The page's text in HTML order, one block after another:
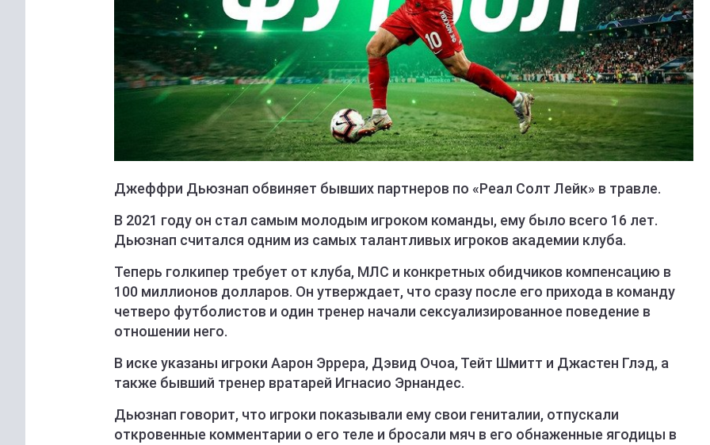
Джеффри Дьюзнап обвиняет бывших партнеров по «Реал Солт Лейк» в травле.
В 2021 году он стал самым молодым игроком команды, ему было всего 16 лет.
Дьюзнап считался одним из самых талантливых игроков академии клуба.
Теперь голкипер требует от клуба, МЛС и конкретных обидчиков компенсацию в
100 миллионов долларов. Он утверждает, что сразу после его прихода в команду
четверо футболистов и один тренер начали сексуализированное поведение в
отношении него.
В иске указаны игроки Аарон Эррера, Дэвид Очоа, Тейт Шмитт и Джастен Глэд, а
также бывший тренер вратарей Игнасио Эрнандес.
Дьюзнап говорит, что игроки показывали ему свои гениталии, отпускали
откровенные комментарии о его теле и бросали мяч в его обнаженные ягодицы в